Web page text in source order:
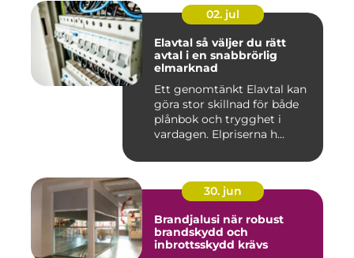
02. jul
Elavtal så väljer du rätt
avtal i en snabbrörlig
elmarknad
Ett genomtänkt Elavtal kan
göra stor skillnad för både
plånbok och trygghet i
vardagen. Elpriserna h...
30. jun
Brandjalusi när robust
brandskydd och
inbrottsskydd krävs